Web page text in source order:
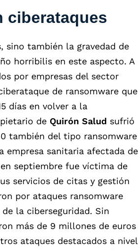
ciberataques
sino también la gravedad de
horribilis en este aspecto. A
por empresas del sector
de ransomware que
días en volver a la
de Quirón Salud sufrió
también del tipo ransomware
empresa sanitaria afectada de
septiembre fue víctima de
servicios de citas y gestión
por ataques ransomware
la ciberseguridad. Sin
más de 9 millones de euros
ataques destacados a nivel